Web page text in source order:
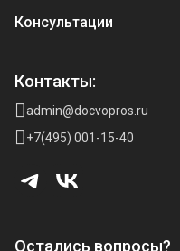
Консультации
Контакты:
admin@docvopros.ru
+7(495) 001-15-40
Остались вопросы?